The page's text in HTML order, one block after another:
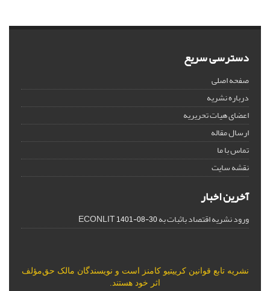
دسترسی سریع
صفحه اصلی
درباره نشریه
اعضای هیات تحریریه
ارسال مقاله
تماس با ما
نقشه سایت
آخرین اخبار
ورود نشریه اقتصاد باثبات به ECONLIT1401-08-30
نشریه تابع قوانینکرییتیو کامنز
است و نویسندگان مالک حق‌مؤلف
اثر خود هستند.